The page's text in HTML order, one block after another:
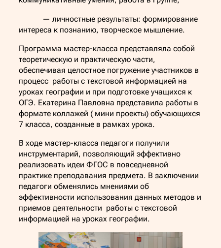
— личностные результаты: формирование
интереса к познанию, творческое мышление.
Программа мастер-класса представляла собой
теоретическую и практическую части,
обеспечивая целостное погружение участников в
процесс работы с текстовой информацией на
уроках географии и при подготовке учащихся к
ОГЭ. Екатерина Павловна представила работы в
формате коллажей ( мини проекты) обучающихся
7 класса, созданные в рамках урока.
В ходе мастер-класса педагоги получили
инструментарий, позволяющий эффективно
реализовать идеи ФГОС в повседневной
практике преподавания предмета. В заключении
педагоги обменялись мнениями об
эффективности использования данных методов и
приемов деятельности работы с текстовой
информацией на уроках географии.